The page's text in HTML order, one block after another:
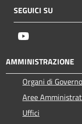
SEGUICI SU
AMMINISTRAZIONE
Organi di Governo
Aree
Uffici